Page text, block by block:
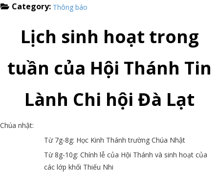
Category: Thông báo
Lịch sinh hoạt trong
tuần của Hội Thánh Tin
Lành Chi hội Đà Lạt
Chúa nhật:
Từ 7g-8g: Học Kinh Thánh trường Chúa Nhật
Từ 8g-10g: Chính lễ của Hội Thánh và sinh hoạt của
các lớp khối Thiếu Nhi